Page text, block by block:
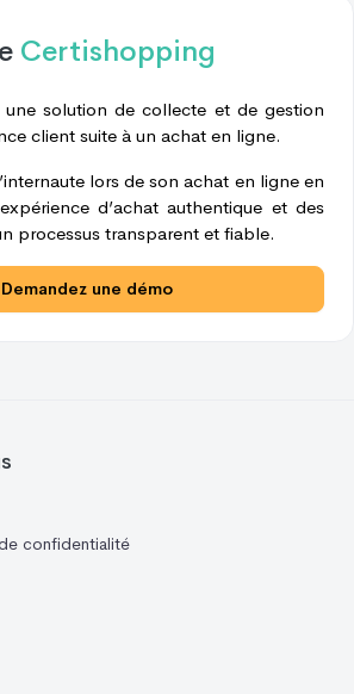
Certishopping
solution de collecte et de gestion
client suite à un achat en ligne.
lors de son achat en ligne en
d’achat authentique et des
processus transparent et fiable.
Demandez une démo
confidentialité